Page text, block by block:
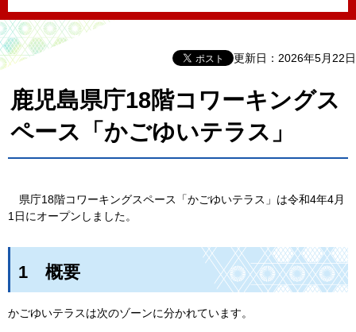
更新日：2026年5月22日
鹿児島県庁18階コワーキングス
ペース「かごゆいテラス」
県庁18階コワーキングスペース「かごゆいテラス」は令和4年4月
1日にオープンしました。
1 概要
かごゆいテラスは次のゾーンに分かれています。